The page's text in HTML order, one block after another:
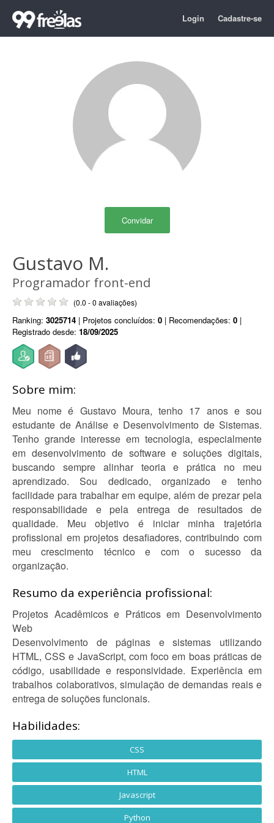
Login Cadastre-se
Convidar
Gustavo M.
Programador front-end
(0.0 - 0 avaliações)
Ranking: 3025714 | Projetos concluídos: 0 | Recomendações: 0 |
Registrado desde: 18/09/2025
Sobre mim:
Meu nome é Gustavo Moura, tenho 17 anos e sou
estudante de Análise e Desenvolvimento de Sistemas.
Tenho grande interesse em tecnologia, especialmente
em desenvolvimento de software e soluções digitais,
buscando sempre alinhar teoria e prática no meu
aprendizado. Sou dedicado, organizado e tenho
facilidade para trabalhar em equipe, além de prezar pela
responsabilidade e pela entrega de resultados de
qualidade. Meu objetivo é iniciar minha trajetória
profissional em projetos desafiadores, contribuindo com
meu crescimento técnico e com o sucesso da
organização.
Resumo da experiência profissional:
Projetos Acadêmicos e Práticos em Desenvolvimento
Web
Desenvolvimento de páginas e sistemas utilizando
HTML, CSS e JavaScript, com foco em boas práticas de
código, usabilidade e responsividade. Experiência em
trabalhos colaborativos, simulação de demandas reais e
entrega de soluções funcionais.
Habilidades:
CSS
HTML
Javascript
Python